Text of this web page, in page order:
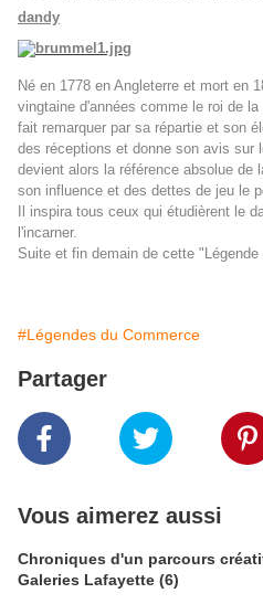
dandy
Né en 1778 en Angleterre et mort en
vingtaine d'années comme le roi de
fait remarquer par sa répartie et son
des réceptions et donne son avis sur
devient alors la référence absolue de
son influence et des dettes de jeu le
Il inspira tous ceux qui étudièrent le
l'incarner.
Suite et fin demain de cette "Légende
#Légendes du Commerce
Partager
Vous aimerez aussi
Chroniques d'un parcours
Galeries Lafayette (6)